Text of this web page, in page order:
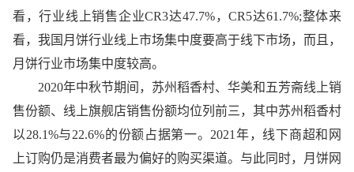
看，行业线上销售企业CR3达47.7%，CR5达61.7%;整体来
看，我国月饼行业线上市场集中度要高于线下市场，而且，
月饼行业市场集中度较高。
2020年中秋节期间，苏州稻香村、华美和五芳斋线上销
售份额、线上旗舰店销售份额均位列前三，其中苏州稻香村
以28.1%与22.6%的份额占据第一。2021年，线下商超和网
上订购仍是消费者最为偏好的购买渠道。与此同时，月饼网